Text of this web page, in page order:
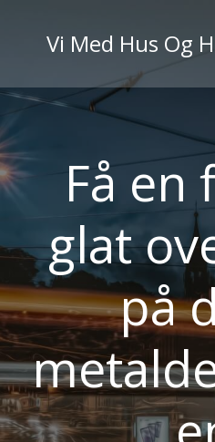
til
Vi Med Hus Og
Få en
glat
på